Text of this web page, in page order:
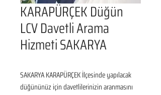
KARAPÜRÇEK Düğün
LCV Davetli Arama
Hizmeti SAKARYA
SAKARYA KARAPÜRÇEK İlçesinde yapılacak
düğününüz için davetlilerinizin aranmasını